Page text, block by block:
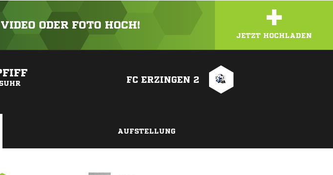
ODER FOTO HOCH! +
JETZT HOCHLADEN
FC ERZINGEN 2
AUFSTELLUNG